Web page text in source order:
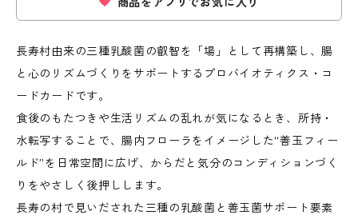
長寿村由来の三種乳酸菌の叡智を「場」として再構築し、腸
と心のリズムづくりをサポートするプロバイオティクス・コ
ードカードです。
食後のもたつきや生活リズムの乱れが気になるとき、所持・
水転写することで、腸内フローラをイメージした“善玉フィー
ルド”を日常空間に広げ、からだと気分のコンディションづく
りをやさしく後押しします。
長寿の村で見いだされた三種の乳酸菌と善玉菌サポート要素